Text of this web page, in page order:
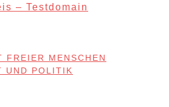
FREIER MENSCHEN
UND POLITIK